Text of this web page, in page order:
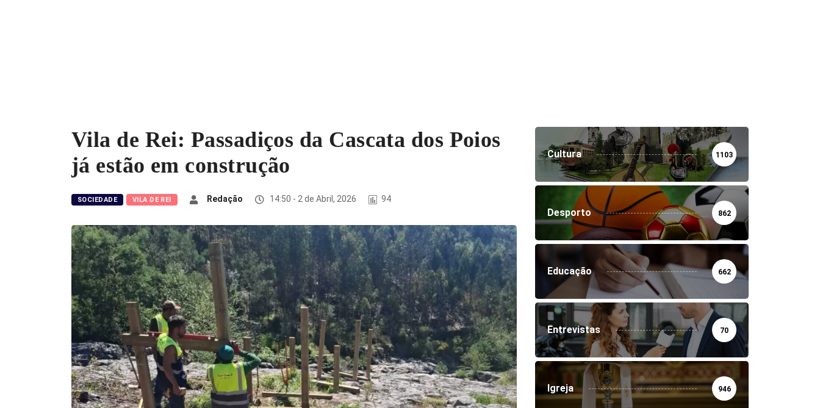
Vila de Rei: Passadiços da Cascata dos Poios
já estão em construção
SOCIEDADE VILA DE REI Redação 14:50 - 2 de Abril, 2026 94
Cultura 1103
Desporto 862
Educação 662
Entrevistas 70
Igreja 946